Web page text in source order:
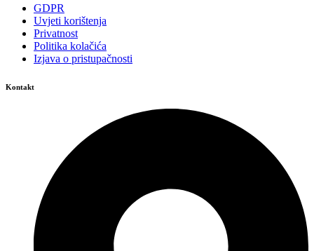
GDPR
Uvjeti korištenja
Privatnost
Politika kolačića
Izjava o pristupačnosti
Kontakt